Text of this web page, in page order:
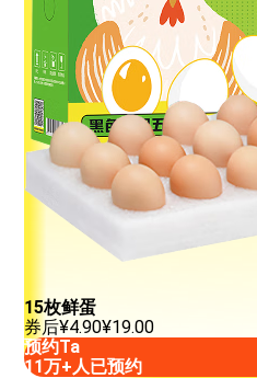
15枚鲜蛋
券后¥4.90¥19.00
预约Ta
11万+人已预约